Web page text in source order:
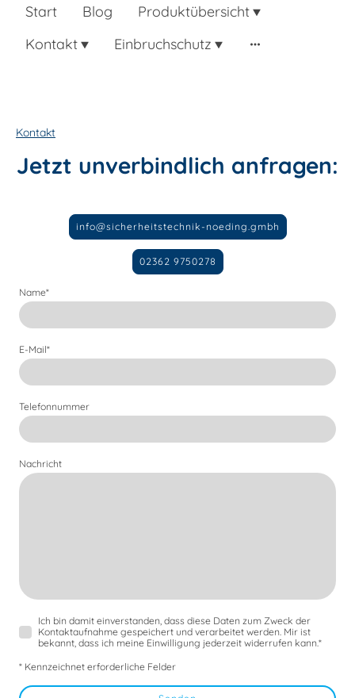
Start Blog
Produktübersicht
Kontakt
Einbruchschutz
Kontakt
Jetzt unverbindlich anfragen:
info@sicherheitstechnik-noeding.gmbh
02362 9750278
Name*
E-Mail*
Telefonnummer
Nachricht
Ich bin damit einverstanden, dass diese Daten zum Zweck der
Kontaktaufnahme gespeichert und verarbeitet werden. Mir ist
bekannt, dass ich meine Einwilligung jederzeit widerrufen kann.*
* Kennzeichnet erforderliche Felder